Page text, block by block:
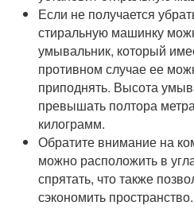
Если не получается
стиральную машинку
умывальник, который
противном случае ее
приподнять. Высота
превышать полтора
килограмм.
Обратите внимание на
можно расположить в
спрятать, что также
сэкономить пространство.